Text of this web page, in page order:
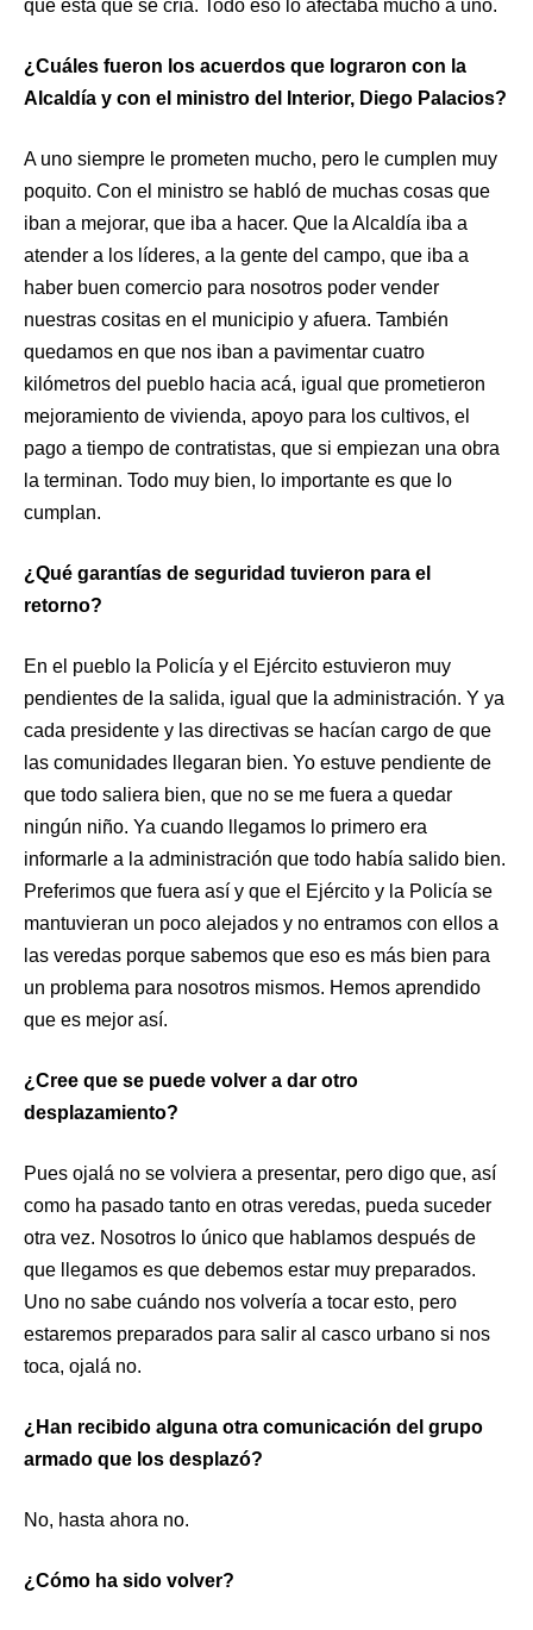
que está que se cría. Todo eso lo afectaba mucho a uno.
¿Cuáles fueron los acuerdos que lograron con la
Alcaldía y con el ministro del Interior, Diego Palacios?
A uno siempre le prometen mucho, pero le cumplen muy
poquito. Con el ministro se habló de muchas cosas que
iban a mejorar, que iba a hacer. Que la Alcaldía iba a
atender a los líderes, a la gente del campo, que iba a
haber buen comercio para nosotros poder vender
nuestras cositas en el municipio y afuera. También
quedamos en que nos iban a pavimentar cuatro
kilómetros del pueblo hacia acá, igual que prometieron
mejoramiento de vivienda, apoyo para los cultivos, el
pago a tiempo de contratistas, que si empiezan una obra
la terminan. Todo muy bien, lo importante es que lo
cumplan.
¿Qué garantías de seguridad tuvieron para el
retorno?
En el pueblo la Policía y el Ejército estuvieron muy
pendientes de la salida, igual que la administración. Y ya
cada presidente y las directivas se hacían cargo de que
las comunidades llegaran bien. Yo estuve pendiente de
que todo saliera bien, que no se me fuera a quedar
ningún niño. Ya cuando llegamos lo primero era
informarle a la administración que todo había salido bien.
Preferimos que fuera así y que el Ejército y la Policía se
mantuvieran un poco alejados y no entramos con ellos a
las veredas porque sabemos que eso es más bien para
un problema para nosotros mismos. Hemos aprendido
que es mejor así.
¿Cree que se puede volver a dar otro
desplazamiento?
Pues ojalá no se volviera a presentar, pero digo que, así
como ha pasado tanto en otras veredas, pueda suceder
otra vez. Nosotros lo único que hablamos después de
que llegamos es que debemos estar muy preparados.
Uno no sabe cuándo nos volvería a tocar esto, pero
estaremos preparados para salir al casco urbano si nos
toca, ojalá no.
¿Han recibido alguna otra comunicación del grupo
armado que los desplazó?
No, hasta ahora no.
¿Cómo ha sido volver?